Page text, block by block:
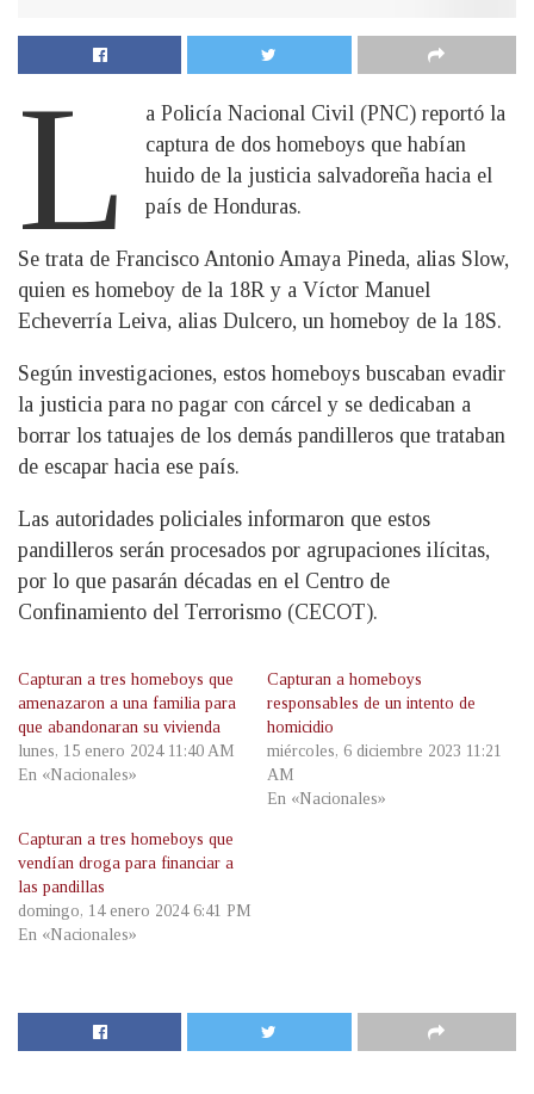
L
a Policía Nacional Civil (PNC) reportó la
captura de dos homeboys que habían
huido de la justicia salvadoreña hacia el
país de Honduras.
Se trata de Francisco Antonio Amaya Pineda, alias Slow,
quien es homeboy de la 18R y a Víctor Manuel
Echeverría Leiva, alias Dulcero, un homeboy de la 18S.
Según investigaciones, estos homeboys buscaban evadir
la justicia para no pagar con cárcel y se dedicaban a
borrar los tatuajes de los demás pandilleros que trataban
de escapar hacia ese país.
Las autoridades policiales informaron que estos
pandilleros serán procesados por agrupaciones ilícitas,
por lo que pasarán décadas en el Centro de
Confinamiento del Terrorismo (CECOT).
Capturan a tres homeboys que
amenazaron a una familia para
que abandonaran su vivienda
lunes, 15 enero 2024 11:40 AM
En «Nacionales»
Capturan a homeboys
responsables de un intento de
homicidio
miércoles, 6 diciembre 2023 11:21
AM
En «Nacionales»
Capturan a tres homeboys que
vendían droga para financiar a
las pandillas
domingo, 14 enero 2024 6:41 PM
En «Nacionales»